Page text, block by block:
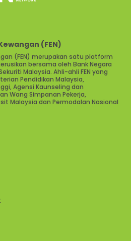
(FEN)
(FEN) merupakan satu platform
bersama oleh Bank Negara
Malaysia. Ahli-ahli FEN yang
Pendidikan Malaysia,
Agensi Kaunseling dan
Wang Simpanan Pekerja,
Malaysia dan Permodalan Nasional